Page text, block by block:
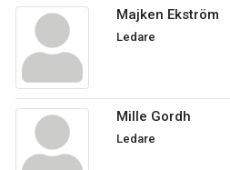
Majken Ekström
Ledare
Mille Gordh
Ledare